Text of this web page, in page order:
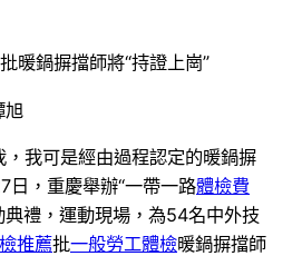
暖鍋摒擋師將“持證上崗”
旭
，我可是經由過程認定的暖鍋摒
日，重慶舉辦“一帶一路體檢費
典禮，運動現場，為54名中外技
推薦批一般勞工體檢暖鍋摒擋師